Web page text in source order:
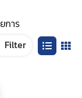
การ
Filter